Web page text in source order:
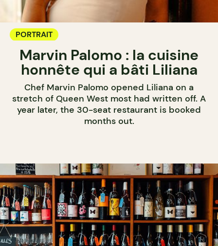
PORTRAIT
Marvin Palomo : la cuisine
honnête qui a bâti Liliana
Chef Marvin Palomo opened Liliana on a
stretch of Queen West most had written off. A
year later, the 30-seat restaurant is booked
months out.